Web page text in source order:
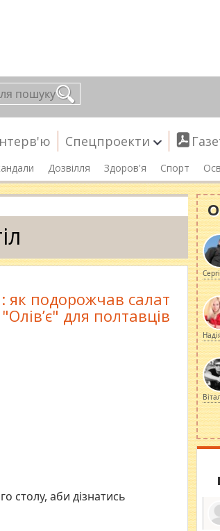
Спецпроекти
Дозвілля Здоров'я Спорт
як подорожчав салат
"Олів’є" для полтавців
столу, аби дізнатись